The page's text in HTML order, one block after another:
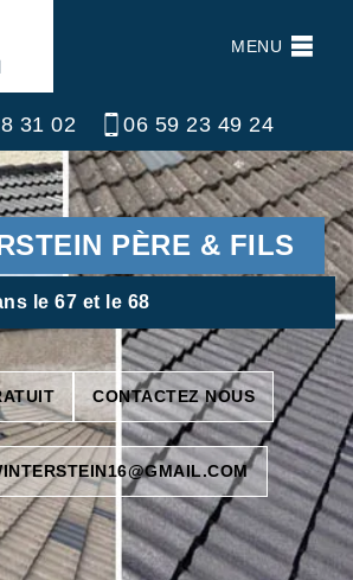
MENU
31 02 06 59 23 49 24
PÈRE & FILS
le 67 et le 68
CONTACTEZ NOUS